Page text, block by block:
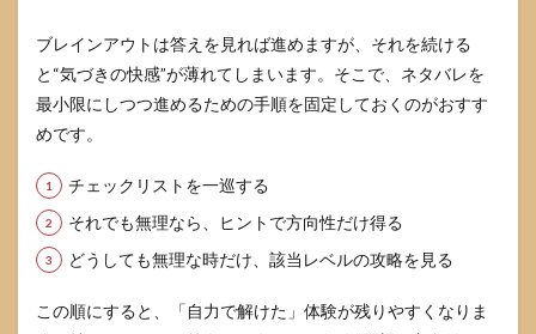
ブレインアウトは答えを見れば進めますが、それを続ける
と“気づきの快感”が薄れてしまいます。そこで、ネタバレを
最小限にしつつ進めるための手順を固定しておくのがおすす
めです。
チェックリストを一巡する
それでも無理なら、ヒントで方向性だけ得る
どうしても無理な時だけ、該当レベルの攻略を見る
この順にすると、「自力で解けた」体験が残りやすくなりま